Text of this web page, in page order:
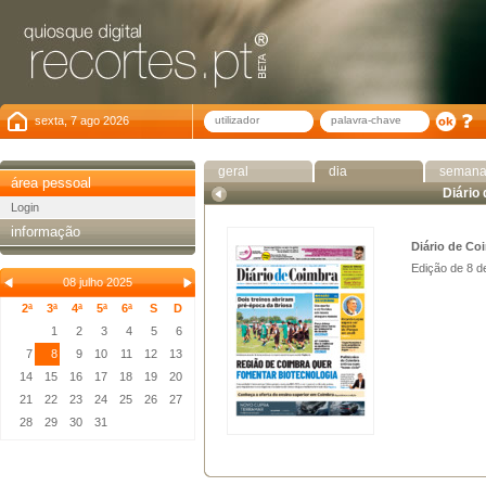
sexta, 7 ago 2026
área pessoal
Login
informação
08 julho 2025
2ª
3ª 4ª 5ª 6ª S
D
1
2 3 4 5
6
7
8 9 10 11 12
13
14
15 16 17 18 19
20
21
22 23 24 25 26
27
28
29 30 31
geral dia
semana
Diário
Diário de
Edição de 8